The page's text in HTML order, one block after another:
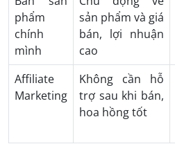
phẩm
chính
mình
sản phẩm và giá
bán, lợi nhuận
cao
Affiliate
Marketing
Không cần hỗ
trợ sau khi bán,
hoa hồng tốt